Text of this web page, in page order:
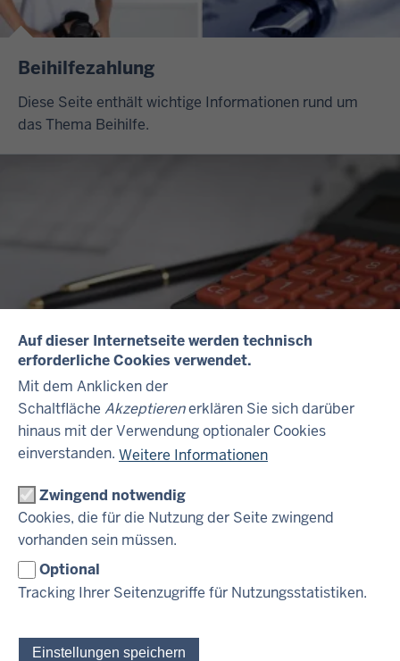
Auf dieser Internetseite werden technisch
erforderliche Cookies verwendet.
Mit dem Anklicken der
Schaltfläche Akzeptierenerklären Sie sich darüber
hinaus mit der Verwendung optionaler Cookies
einverstanden. Weitere Informationen
Zwingend notwendig
Cookies, die für die Nutzung der Seite zwingend
vorhanden sein müssen.
Optional
Tracking Ihrer Seitenzugriffe für Nutzungsstatistiken.
Einstellungen speichern
Beihilfezahlung
Diese Seite enthält wichtige Informationen rund um
das Thema Beihilfe.
Bezügetabellen
Hier finden Sie die Bezügetabellen für
Tarifbeschäftigte sowie verbeamtete Personen.